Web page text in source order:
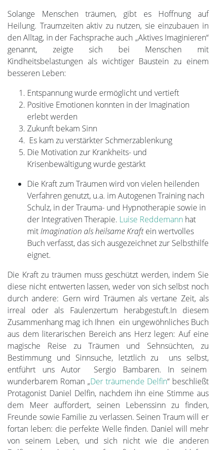
Solange Menschen träumen, gibt es Hoffnung auf
Heilung. Traumzeiten aktiv zu nutzen, sie einzubauen in
den Alltag, in der Fachsprache auch „Aktives Imaginieren“
genannt, zeigte sich bei Menschen mit
Kindheitsbelastungen als wichtiger Baustein zu einem
besseren Leben:
Entspannung wurde ermöglicht und vertieft
Positive Emotionen konnten in der Imagination
erlebt werden
Zukunft bekam Sinn
Es kam zu verstärkter Schmerzablenkung
Die Motivation zur Krankheits- und
Krisenbewältigung wurde gestärkt
Die Kraft zum Träumen wird von vielen heilenden
Verfahren genutzt, u.a. im Autogenen Training nach
Schulz, in der Trauma- und Hypnotherapie sowie in
der Integrativen Therapie. Luise Reddemann hat
mit Imagination als heilsame Kraftein wertvolles
Buch verfasst, das sich ausgezeichnet zur Selbsthilfe
eignet.
Die Kraft zu träumen muss geschützt werden, indem Sie
diese nicht entwerten lassen, weder von sich selbst noch
durch andere: Gern wird Träumen als vertane Zeit, als
irreal oder als Faulenzertum herabgestuft.In diesem
Zusammenhang mag ich Ihnen ein ungewöhnliches Buch
aus dem literarischen Bereich ans Herz legen: Auf eine
magische Reise zu Träumen und Sehnsüchten, zu
Bestimmung und Sinnsuche, letztlich zu uns selbst,
entführt uns Autor Sergio Bambaren. In seinem
wunderbarem Roman „Der träumende Delfin“ beschließt
Protagonist Daniel Delfin, nachdem ihn eine Stimme aus
dem Meer auffordert, seinen Lebenssinn zu finden,
Freunde sowie Familie zu verlassen. Seinen Traum will er
fortan leben: die perfekte Welle finden. Daniel will mehr
von seinem Leben, und sich nicht wie die anderen